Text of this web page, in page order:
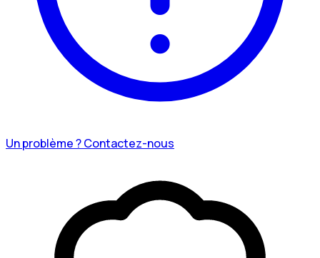
Un problème ? Contactez-nous